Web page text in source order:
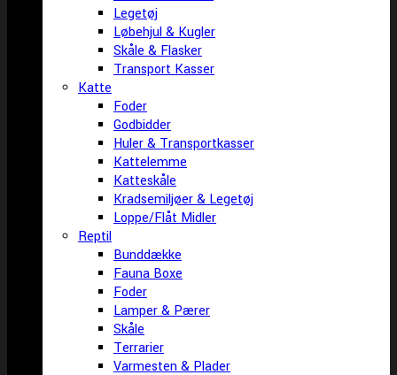
Legetøj
Løbehjul & Kugler
Skåle & Flasker
Transport Kasser
Katte
Foder
Godbidder
Huler & Transportkasser
Kattelemme
Katteskåle
Kradsemiljøer & Legetøj
Loppe/Flåt Midler
Reptil
Bunddække
Fauna Boxe
Foder
Lamper & Pærer
Skåle
Terrarier
Varmesten & Plader